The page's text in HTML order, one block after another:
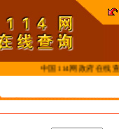
中国114网政府在线查